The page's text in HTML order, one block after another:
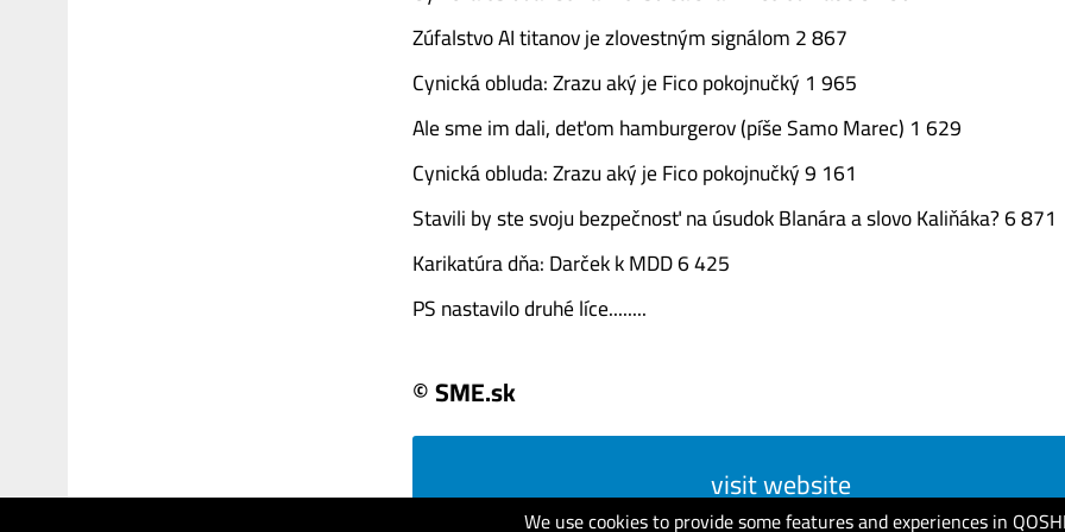
We use cookies to provide some features and experiences in
Zúfalstvo AI titanov je zlovestným signálom 2 867
Cynická obluda: Zrazu aký je Fico pokojnučký 1 965
Ale sme im dali, deťom hamburgerov (píše Samo Marec) 1 629
Cynická obluda: Zrazu aký je Fico pokojnučký 9 161
Stavili by ste svoju bezpečnosť na úsudok Blanára a slovo Kaliňáka? 6 871
Karikatúra dňa: Darček k MDD 6 425
PS nastavilo druhé líce........
© SME.sk
visit website